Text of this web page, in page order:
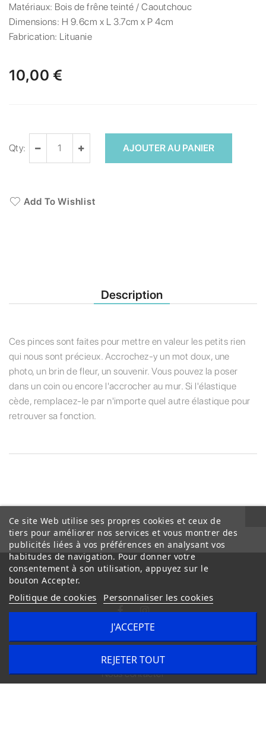
Matériaux: Bois de frêne teinté / Caoutchouc
Dimensions: H 9.6cm x L 3.7cm x P 4cm
Fabrication: Lituanie
10,00 €
Qty: AJOUTER AU PANIER
Add To Wishlist
Description
Ces pinces sont faites pour mettre en valeur les petits rien
qui nous sont précieux. Accrochez-y un mot doux, une
photo, un brin de fleur, un souvenir. Vous pouvez la poser
dans un coin ou encore l'accrocher au mur. Si l'élastique
cède, remplacez-le par n'importe quel autre élastique pour
retrouver sa fonction.
Conditions Générales de Vente
Nous contacter
Ce site Web utilise ses propres cookies et ceux de
tiers pour améliorer nos services et vous montrer des
publicités liées à vos préférences en analysant vos
habitudes de navigation. Pour donner votre
consentement à son utilisation, appuyez sur le
bouton Accepter.
Politique de cookies Personnaliser les cookies
REJETER TOUT
J'ACCEPTE